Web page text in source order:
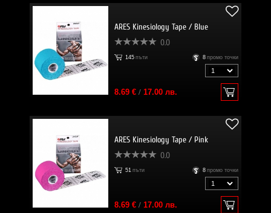
ARES Kinesiology Tape / Blue
0.0
145 пъти 8 промо точки
8.69 €/ 17.00 лв.
ARES Kinesiology Tape / Pink
0.0
51 пъти 8 промо точки
8.69 €/ 17.00 лв.